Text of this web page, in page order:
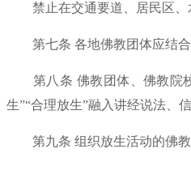
禁止在交通要道、居民区、
第七条 各地佛教团体应结合
第八条 佛教团体、佛教院校
生”“合理放生”融入讲经说法、
第九条 组织放生活动的佛教